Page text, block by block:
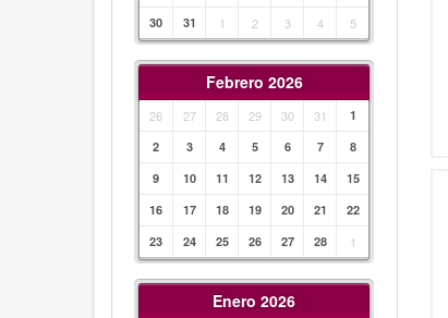
30
31 1 2 3 4 5
Febrero 2026
26 27 28 29 30 31
1
2
3 4 5 6 7
8
9
10 11 12 13 14
15
16
17 18 19 20 21
22
23
24 25 26 27 28 1
Enero 2026